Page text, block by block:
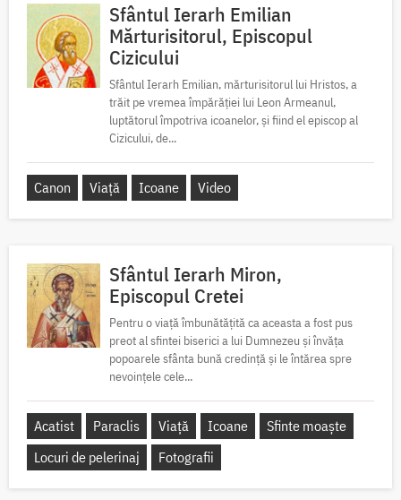
Sfântul Ierarh Emilian
Mărturisitorul, Episcopul
Cizicului
Sfântul Ierarh Emilian, mărturisitorul lui Hristos, a
trăit pe vremea împărăției lui Leon Armeanul,
luptătorul împotriva icoanelor, și fiind el episcop al
Cizicului, de...
Canon Viață Icoane Video
Sfântul Ierarh Miron,
Episcopul Cretei
Pentru o viață îmbunătățită ca aceasta a fost pus
preot al sfintei biserici a lui Dumnezeu și învăța
popoarele sfânta bună credință și le întărea spre
nevoințele cele...
Acatist Paraclis Viață Icoane
Sfinte moaște
Locuri de pelerinaj
Fotografii